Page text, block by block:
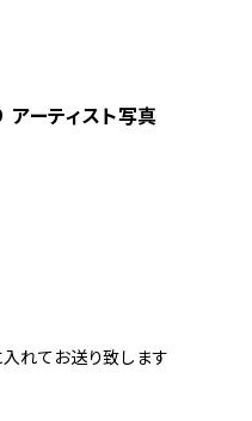
ーティスト写真
れてお送り致します